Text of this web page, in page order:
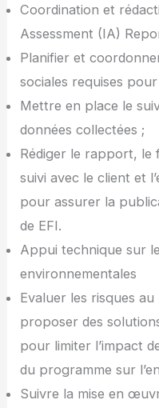
Coordination et
Assessment (IA)
Planifier et
sociales requises
Mettre en place le
données collectées ;
Rédiger le rapport, le
suivi avec le client et
pour assurer la
de EFI.
Appui technique sur
environnementales
Evaluer les risques
proposer des
pour limiter l’impact
du programme sur
Suivre la mise en